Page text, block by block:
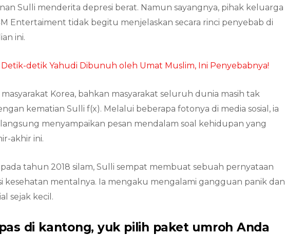
Sulli menderita depresi berat. Namun sayangnya, pihak keluarga
Entertaiment tidak begitu menjelaskan secara rinci penyebab di
ini.
Detik-detik Yahudi Dibunuh oleh Umat Muslim, Ini Penyebabnya!
Korea, bahkan masyarakat seluruh dunia masih tak
kematian Sulli f(x). Melalui beberapa fotonya di media sosial, ia
menyampaikan pesan mendalam soal kehidupan yang
akhir ini.
tahun 2018 silam, Sulli sempat membuat sebuah pernyataan
kesehatan mentalnya. Ia mengaku mengalami gangguan panik dan
sejak kecil.
di kantong, yuk pilih paket umroh Anda